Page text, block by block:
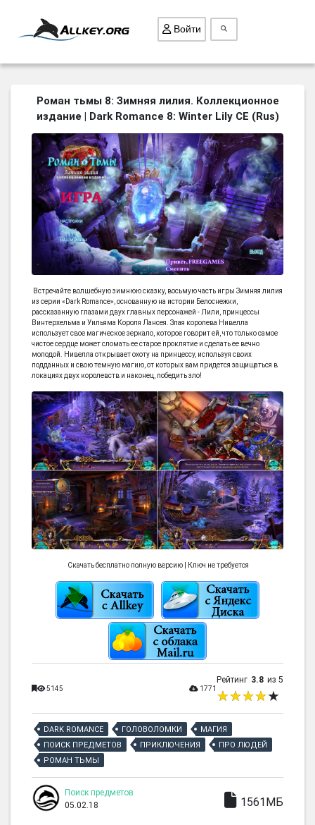
ВСЕ ИГРЫ
ПОИСК ПРЕДМЕТОВ
ГОЛОВОЛОМКИ
БИЗНЕС
ТРИ-В-РЯД
СТРАТЕГИИ
СТРЕЛЯЛКИ
КВЕСТ
НОВОСТИ
Войти
Роман тьмы 8: Зимняя лилия. Коллекционное
издание | Dark Romance 8: Winter Lily CE (Rus)
Встречайте волшебную зимнюю сказку, восьмую часть игры Зимняя лилия
из серии «Dark Romance», основанную на истории Белоснежки,
рассказанную глазами двух главных персонажей - Лили, принцессы
Винтерхельма и Уильяма Короля Лансея. Злая королева Нивелла
использует свое магическое зеркало, которое говорит ей, что только самое
чистое сердце может сломать ее старое проклятие и сделать ее вечно
молодой. Нивелла открывает охоту на принцессу, используя своих
подданных и свою темную магию, от которых вам придется защищаться в
локациях двух королевств и наконец, победить зло!
Скачать бесплатно полную версию | Ключ не требуется
5145 1771
Рейтинг 3.8 из 5
DARK ROMANCE ГОЛОВОЛОМКИ
МАГИЯ
ПОИСК ПРЕДМЕТОВ
ПРИКЛЮЧЕНИЯ
ПРО ЛЮДЕЙ
РОМАН ТЬМЫ
Поиск предметов
05.02.18
1561МБ